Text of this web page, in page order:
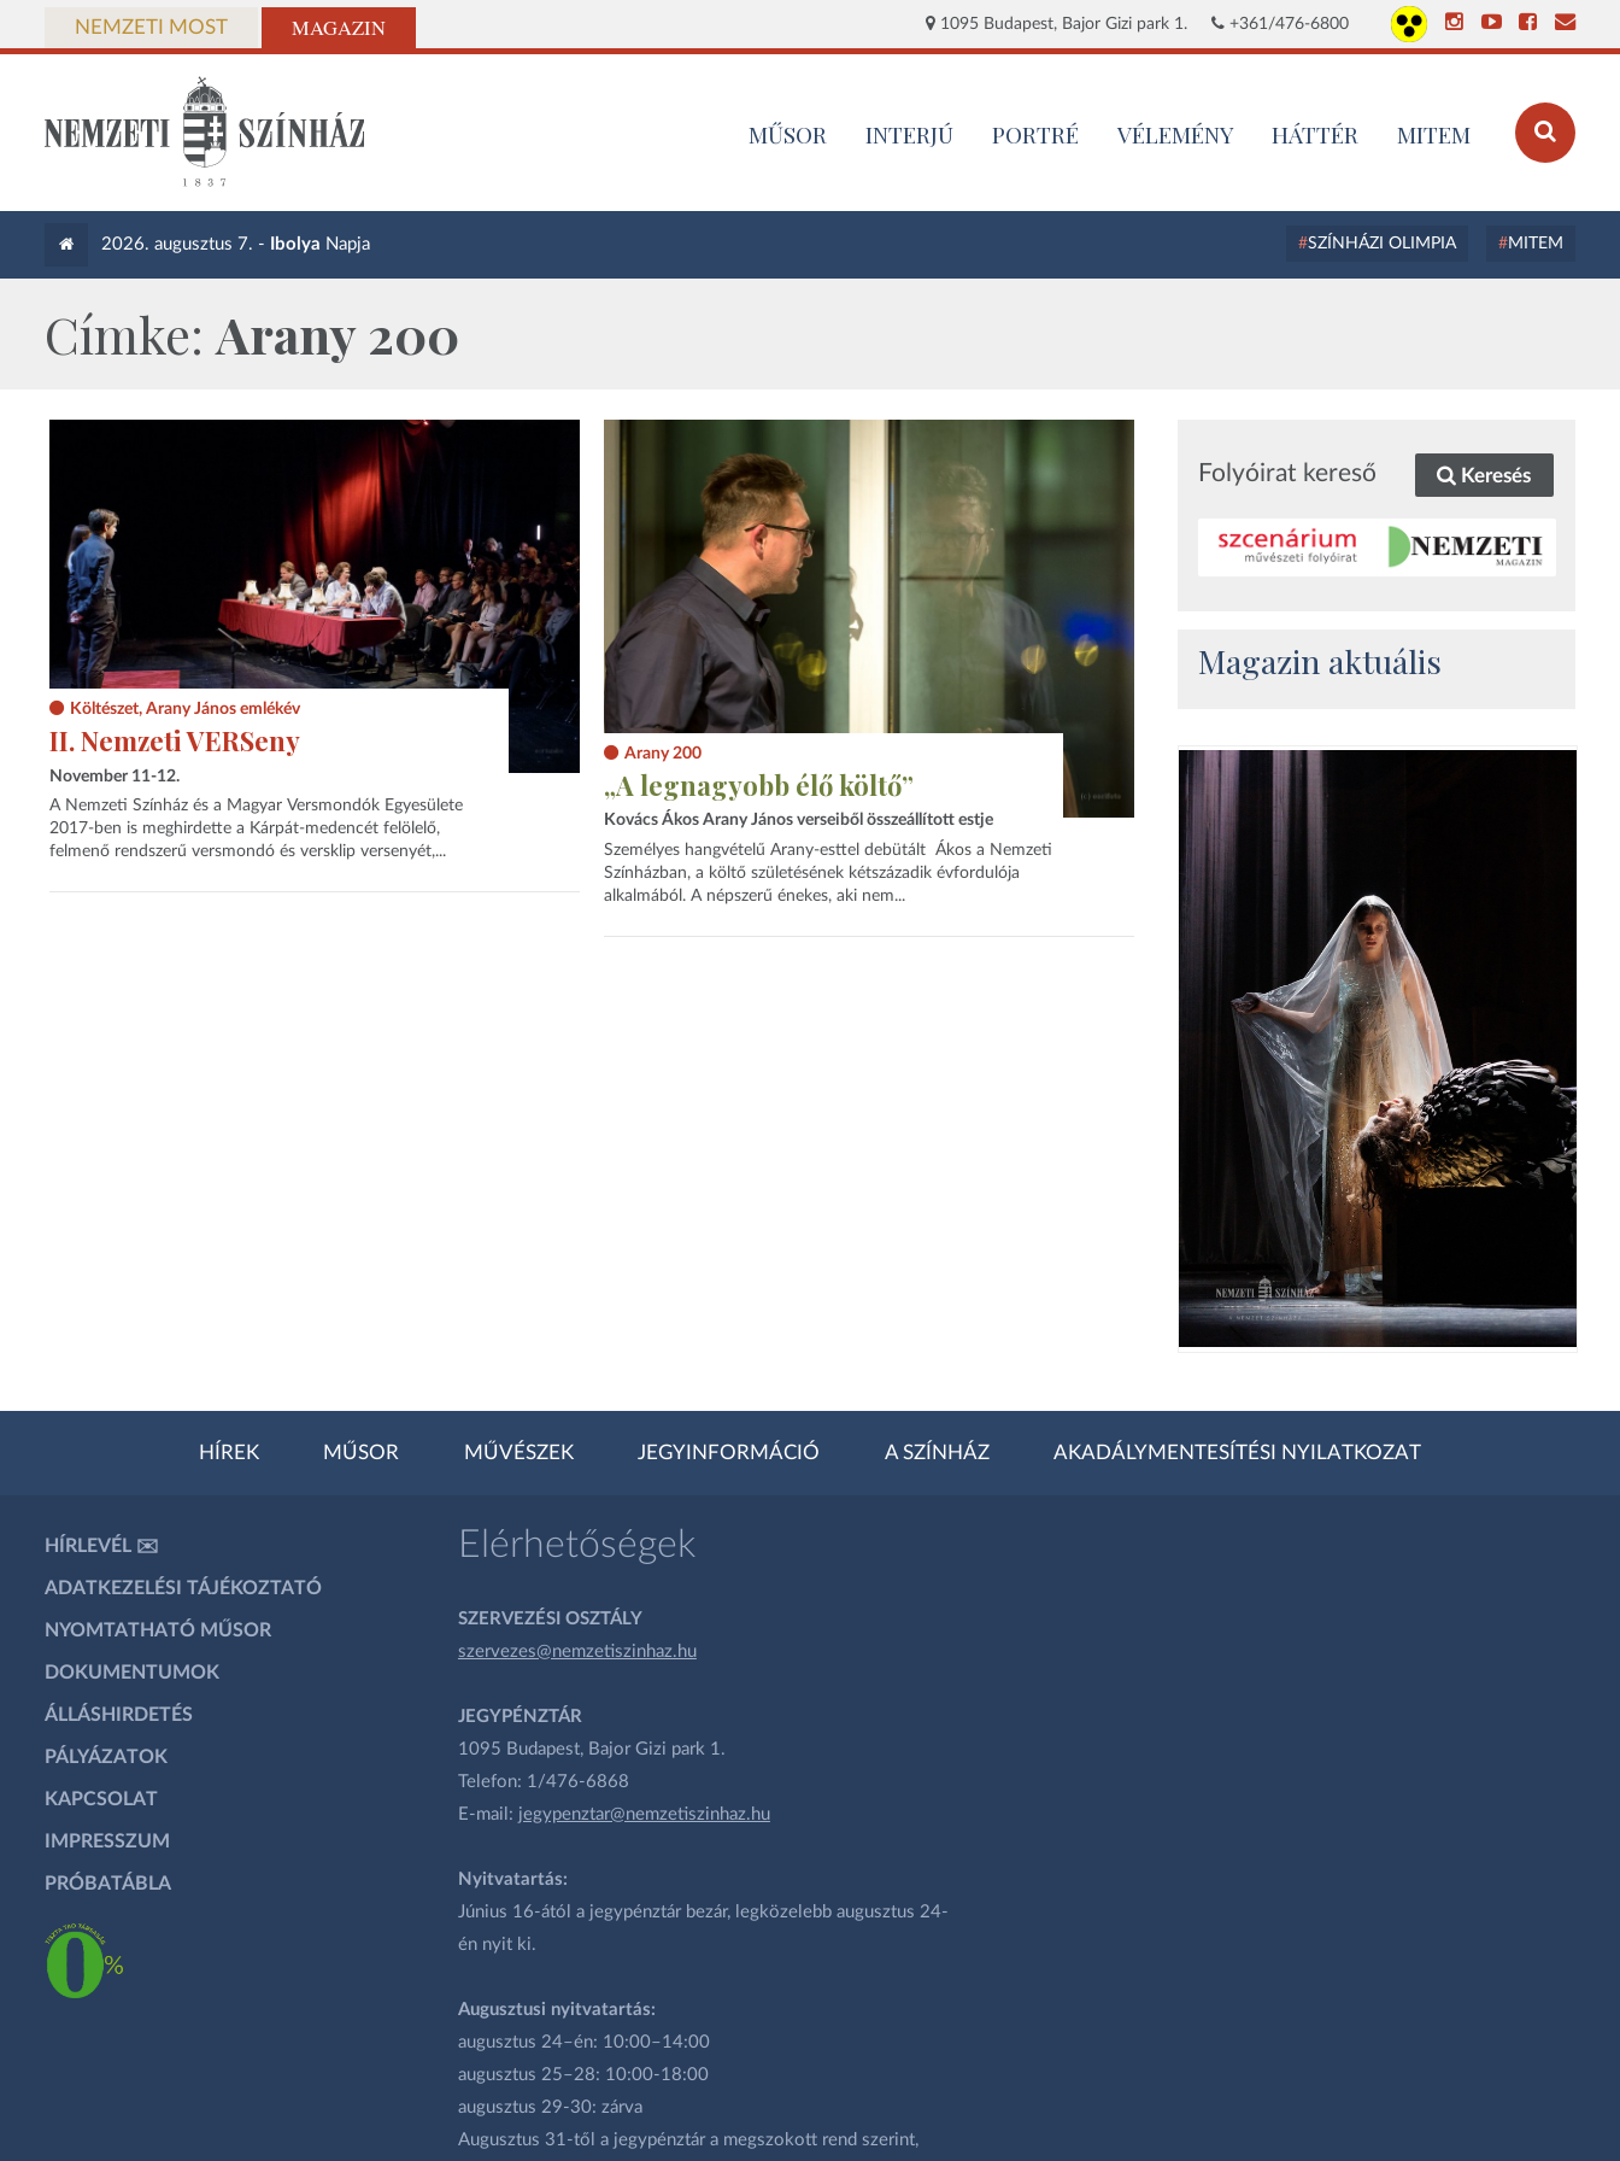
NEMZETI MOST MAGAZIN 1095 Budapest, Bajor Gizi park 1. +361/476-6800
MŰSOR INTERJÚ PORTRÉ VÉLEMÉNY HÁTTÉR MITEM
2026. augusztus 7. - Ibolya Napja SZÍNHÁZI OLIMPIA MITEM
Címke: Arany 200
Költészet, Arany János emlékév
II. Nemzeti VERSeny
November 11-12.
A Nemzeti Színház és a Magyar Versmondók Egyesülete
2017-ben is meghirdette a Kárpát-medencét felölelő,
felmenő rendszerű versmondó és versklip versenyét,...
Arany 200
„A legnagyobb élő költő”
Kovács Ákos Arany János verseiből összeállított estje
Személyes hangvételű Arany-esttel debütált Ákos a Nemzeti
Színházban, a költő születésének kétszázadik évfordulója
alkalmából. A népszerű énekes, aki nem...
Folyóirat kereső Keresés
Magazin aktuális
HÍREK MŰSOR MŰVÉSZEK JEGYINFORMÁCIÓ A SZÍNHÁZ AKADÁLYMENTESÍTÉSI NYILATKOZAT
HÍRLEVÉL ✉️
ADATKEZELÉSI TÁJÉKOZTATÓ
NYOMTATHATÓ MŰSOR
DOKUMENTUMOK
ÁLLÁSHIRDETÉS
PÁLYÁZATOK
KAPCSOLAT
IMPRESSZUM
PRÓBATÁBLA
Elérhetőségek
SZERVEZÉSI OSZTÁLY
szervezes@nemzetiszinhaz.hu
JEGYPÉNZTÁR
1095 Budapest, Bajor Gizi park 1.
Telefon: 1/476-6868
E-mail: jegypenztar@nemzetiszinhaz.hu
Nyitvatartás:
Június 16-ától a jegypénztár bezár, legközelebb augusztus 24-
én nyit ki.
Augusztusi nyitvatartás:
augusztus 24–én: 10:00–14:00
augusztus 25–28: 10:00-18:00
augusztus 29-30: zárva
Augusztus 31-től a jegypénztár a megszokott rend szerint,